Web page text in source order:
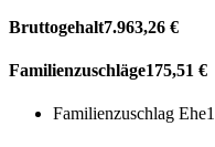
Bruttogehalt7.963,26 €
Familienzuschläge175,51 €
Familienzuschlag Ehe